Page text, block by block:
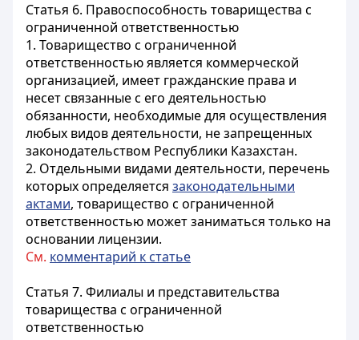
Статья 6. Правоспособность товарищества с
ограниченной ответственностью
1. Товарищество с ограниченной
ответственностью является коммерческой
организацией, имеет гражданские права и
несет связанные с его деятельностью
обязанности, необходимые для осуществления
любых видов деятельности, не запрещенных
законодательством Республики Казахстан.
2. Отдельными видами деятельности, перечень
которых определяется законодательными
актами, товарищество с ограниченной
ответственностью может заниматься только на
основании лицензии.
См. комментарий к статье
Статья 7. Филиалы и представительства
товарищества с ограниченной
ответственностью